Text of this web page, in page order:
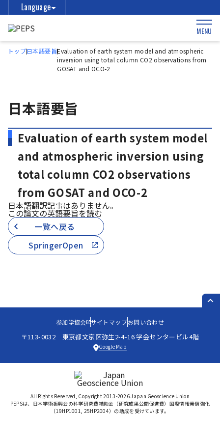
Language
MENU
トップ日本語要旨Evaluation of earth system model and atmospheric
inversion using total column CO2 observations from
GOSAT and OCO-2
日本語要旨
Evaluation of earth system model
and atmospheric inversion using
total column CO2 observations
from GOSAT and OCO-2
日本語翻訳記事はありません。
この論文の英語要旨を読む
一覧へ戻る
SpringerOpen
参加学協会 サイトマップお問い合わせ
〒113-0032 東京都文京区弥生2-4-16 学会センタービル4階
Google Map
All Rights Reserved, Copyright 2013-2026 Japan Geoscience Union
PEPSは、日本学術振興会の科学研究費補助金（研究成果公開促進費）国際情報発信強化
（19HP1001, 25HP2004）の助成を受けています。